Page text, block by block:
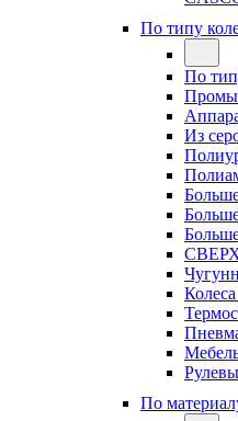
По типу
По
Из
По